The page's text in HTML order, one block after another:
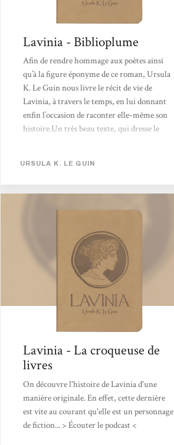
Lavinia - Biblioplume
Afin de rendre hommage aux poètes ainsi
qu’à la figure éponyme de ce roman, Ursula
K. Le Guin nous livre le récit de vie de
Lavinia, à travers le temps, en lui donnant
enfin l’occasion de raconter elle-même son
histoire.Un très beau texte, qui dresse le
convictions et pour ce qui lui est cher.
Malgré une position sociale, pas toujours
évidente à tenir, elle ne se laisse pas
URSULA K. LE GUIN
Lavinia - La croqueuse de
livres
On découvre l'histoire de Lavinia d'une
manière originale. En effet, cette dernière
est vite au courant qu'elle est un personnage
de fiction... > Écouter le podcast <